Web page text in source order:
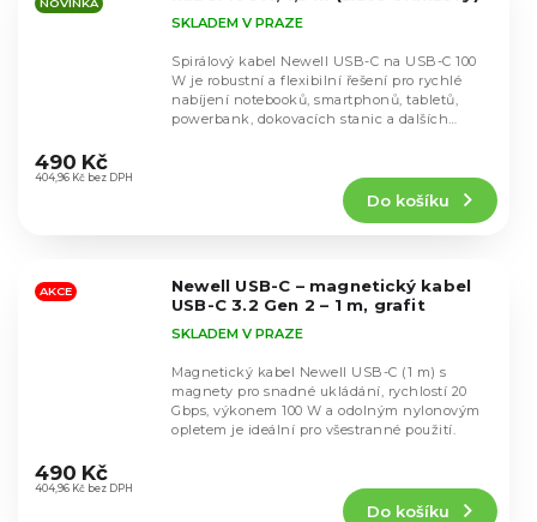
hodnocení
produktu
hvězdiček.
SKLADEM V PRAZE
404,96 Kč bez DPH
490 Kč
Do košíku
Spirálový kabel Newell USB-C na USB-C 100
W je robustní a flexibilní řešení pro rychlé
nabíjení notebooků, smartphonů, tabletů,
powerbank, dokovacích stanic a dalších
AKCE
Newell USB-C – magnetický kabel
USB-C 3.2 Gen 2 – 1 m, grafit
hodnocení
produktu
SKLADEM V PRAZE
404,96 Kč bez DPH
490 Kč
Do košíku
Magnetický kabel Newell USB-C (1 m) s
magnety pro snadné ukládání, rychlostí 20
Gbps, výkonem 100 W a odolným nylonovým
opletem je ideální pro všestranné použití.